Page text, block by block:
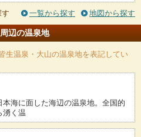
一覧から探す 地図から探す
周辺の温泉地
生温泉・大山の温泉地を表記してい
本海に面した海辺の温泉地。全国的
湧く温